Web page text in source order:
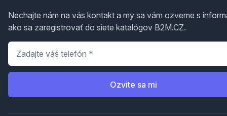
Nechajte nám na vás kontakt a my sa vám ozveme s
ako sa zaregistrovať do siete katalógov B2M.CZ.
Telefón
Ozvite sa mi